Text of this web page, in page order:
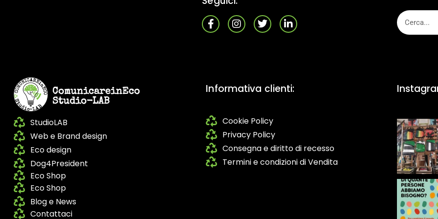
ComunicareinEco
Studio-LAB
StudioLAB
Web e Brand design
Eco design
Dog4President
Eco Shop
Eco Shop
Blog e News
Contattaci
Informativa clienti:
Cookie Policy
Privacy Policy
Consegna e diritto di recesso
Termini e condizioni di Vendita